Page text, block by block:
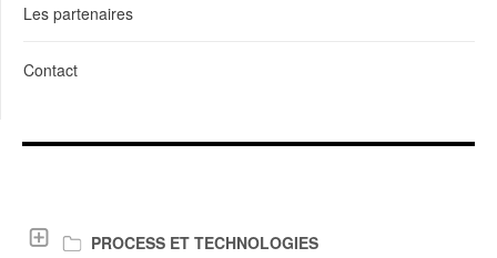
Les partenaires
Contact
PROCESS ET TECHNOLOGIES